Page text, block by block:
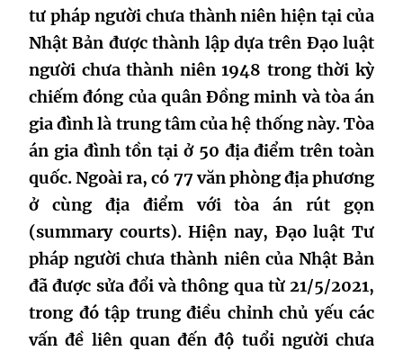
tư pháp người chưa thành niên hiện tại của
Nhật Bản được thành lập dựa trên Đạo luật
người chưa thành niên 1948 trong thời kỳ
chiếm đóng của quân Đồng minh và tòa án
gia đình là trung tâm của hệ thống này. Tòa
án gia đình tồn tại ở 50 địa điểm trên toàn
quốc. Ngoài ra, có 77 văn phòng địa phương
ở cùng địa điểm với tòa án rút gọn
(summary courts). Hiện nay, Đạo luật Tư
pháp người chưa thành niên của Nhật Bản
đã được sửa đổi và thông qua từ 21/5/2021,
trong đó tập trung điều chỉnh chủ yếu các
vấn đề liên quan đến độ tuổi người chưa